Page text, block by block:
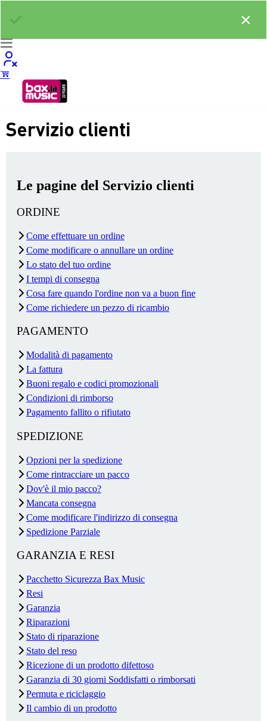
Servizio clienti
Le pagine del Servizio clienti
ORDINE
Come effettuare un ordine
Come modificare o annullare un ordine
Lo stato del tuo ordine
I tempi di consegna
Cosa fare quando l'ordine non va a buon fine
Come richiedere un pezzo di ricambio
PAGAMENTO
Modalità di pagamento
La fattura
Buoni regalo e codici promozionali
Condizioni di rimborso
Pagamento fallito o rifiutato
SPEDIZIONE
Opzioni per la spedizione
Come rintracciare un pacco
Dov'è il mio pacco?
Mancata consegna
Come modificare l'indirizzo di consegna
Spedizione Parziale
GARANZIA E RESI
Pacchetto Sicurezza Bax Music
Resi
Garanzia
Riparazioni
Stato di riparazione
Stato del reso
Ricezione di un prodotto difettoso
Garanzia di 30 giorni Soddisfatti o rimborsati
Permuta e riciclaggio
Il cambio di un prodotto
×